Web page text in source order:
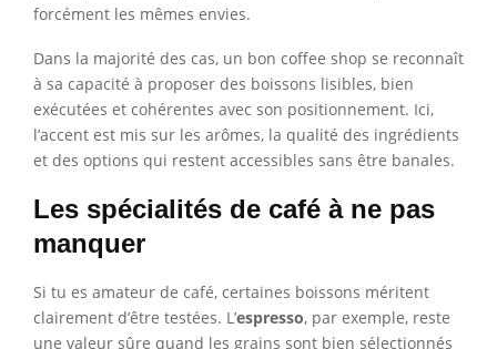
forcément les mêmes envies.
Dans la majorité des cas, un bon coffee shop se reconnaît
à sa capacité à proposer des boissons lisibles, bien
exécutées et cohérentes avec son positionnement. Ici,
l’accent est mis sur les arômes, la qualité des ingrédients
et des options qui restent accessibles sans être banales.
Les spécialités de café à ne pas
manquer
Si tu es amateur de café, certaines boissons méritent
clairement d’être testées. L’espresso, par exemple, reste
une valeur sûre quand les grains sont bien sélectionnés